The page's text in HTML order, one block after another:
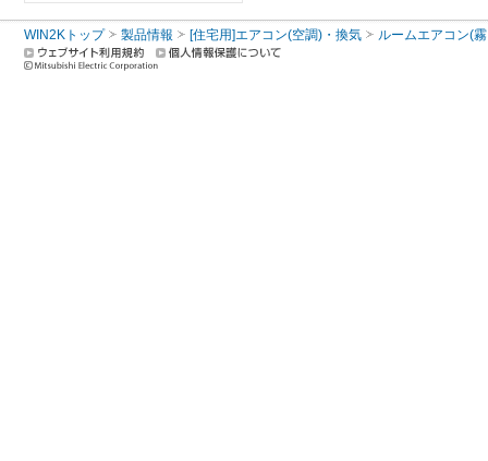
WIN2Kトップ 製品情報 [住宅用]エアコン(空調)・換気 ルームエアコン(